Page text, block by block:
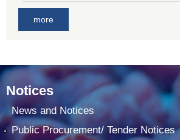
more
Notices
News and Notices
Public Procurement/ Tender Notices